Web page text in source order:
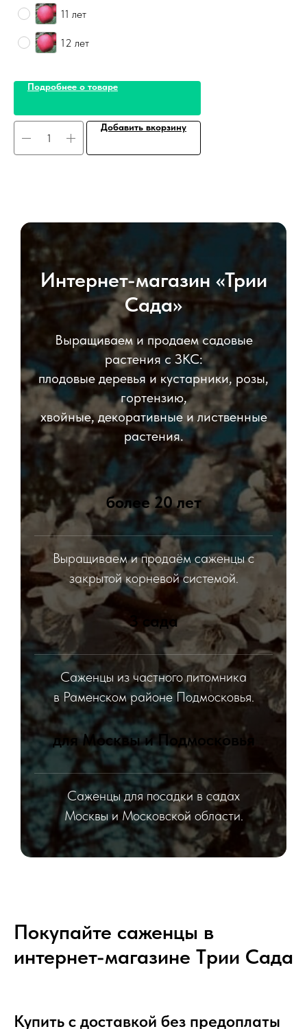
11 лет
12 лет
Подробнее о товаре
Добавить вкорзину
Интернет-магазин «Трии
Сада»
Выращиваем и продаем садовые
растения с ЗКС:
плодовые деревья и кустарники, розы,
гортензию,
хвойные, декоративные и лиственные
растения.
более 20 лет
Выращиваем и продаём саженцы с
закрытой корневой системой.
3 сада
Саженцы из частного питомника
в Раменском районе Подмосковья.
для Москвы и Подмосковья
Саженцы для посадки в садах
Москвы и Московской области.
Покупайте саженцы в
интернет-магазине Tрии Сада
Купить с доставкой без предоплаты